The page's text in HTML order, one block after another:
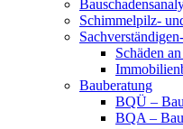
Schimmelpilz-
Schäden
Bauberatung
BQÜ –
BQA –